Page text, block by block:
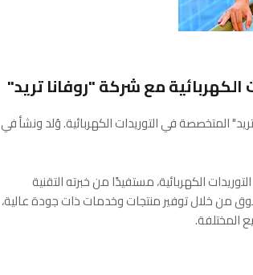
الكهربائية مع شركة "روفانا تريد"
في التوريدات الكهربائية. وُلد ونشأ في
الكهربائية، مستفيدًا من خبرته التقنية
من خلال توفير منتجات وخدمات ذات جودة عالية،
المختلفة.